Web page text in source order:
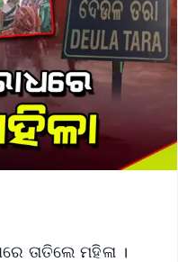
ତାତିଲେ ମହିଳା ।